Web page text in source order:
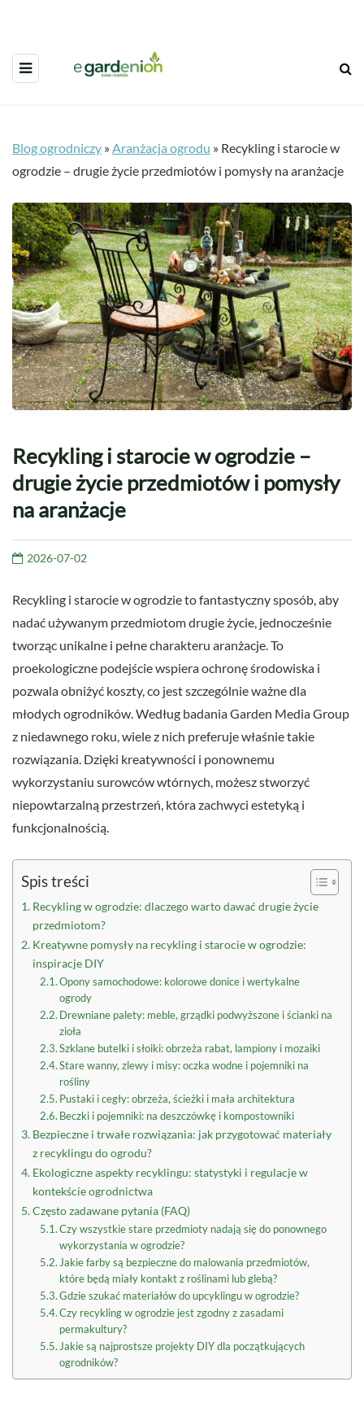
Blog ogrodniczy »Aranżacja ogrodu » Recykling i starocie w
ogrodzie – drugie życie przedmiotów i pomysły na aranżacje
Recykling i starocie w ogrodzie –
drugie życie przedmiotów i pomysły
na aranżacje
2026-07-02
Recykling i starocie w ogrodzie to fantastyczny sposób, aby
nadać używanym przedmiotom drugie życie, jednocześnie
tworząc unikalne i pełne charakteru aranżacje. To
proekologiczne podejście wspiera ochronę środowiska i
pozwala obniżyć koszty, co jest szczególnie ważne dla
młodych ogrodników. Według badania Garden Media Group
z niedawnego roku, wiele z nich preferuje właśnie takie
rozwiązania. Dzięki kreatywności i ponownemu
wykorzystaniu surowców wtórnych, możesz stworzyć
niepowtarzalną przestrzeń, która zachwyci estetyką i
funkcjonalnością.
Spis treści
Recykling w ogrodzie: dlaczego warto dawać drugie życie
przedmiotom?
Kreatywne pomysły na recykling i starocie w ogrodzie:
inspiracje DIY
Opony samochodowe: kolorowe donice i wertykalne
ogrody
Drewniane palety: meble, grządki podwyższone i ścianki na
zioła
Szklane butelki i słoiki: obrzeża rabat, lampiony i mozaiki
Stare wanny, zlewy i misy: oczka wodne i pojemniki na
rośliny
Pustaki i cegły: obrzeża, ścieżki i mała architektura
Beczki i pojemniki: na deszczówkę i kompostowniki
Bezpieczne i trwałe rozwiązania: jak przygotować materiały
z recyklingu do ogrodu?
Ekologiczne aspekty recyklingu: statystyki i regulacje w
kontekście ogrodnictwa
Często zadawane pytania (FAQ)
Czy wszystkie stare przedmioty nadają się do ponownego
wykorzystania w ogrodzie?
Jakie farby są bezpieczne do malowania przedmiotów,
które będą miały kontakt z roślinami lub glebą?
Gdzie szukać materiałów do upcyklingu w ogrodzie?
Czy recykling w ogrodzie jest zgodny z zasadami
permakultury?
Jakie są najprostsze projekty DIY dla początkujących
ogrodników?